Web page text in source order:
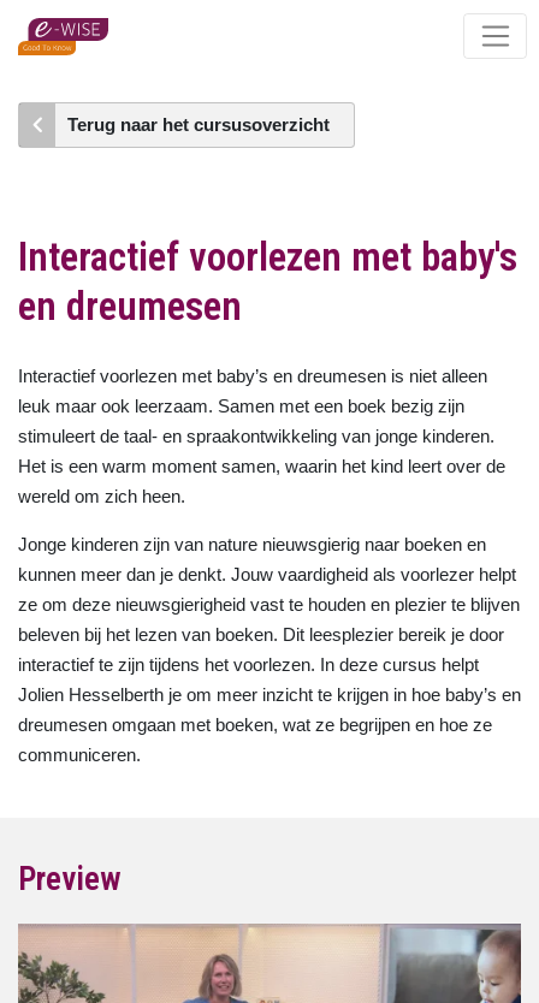
Skip
content
Terug naar het cursusoverzicht
Interactief voorlezen met baby's
en dreumesen
Interactief voorlezen met baby’s en dreumesen is niet alleen
leuk maar ook leerzaam. Samen met een boek bezig zijn
stimuleert de taal- en spraakontwikkeling van jonge kinderen.
Het is een warm moment samen, waarin het kind leert over de
wereld om zich heen.
Jonge kinderen zijn van nature nieuwsgierig naar boeken en
kunnen meer dan je denkt. Jouw vaardigheid als voorlezer helpt
ze om deze nieuwsgierigheid vast te houden en plezier te blijven
beleven bij het lezen van boeken. Dit leesplezier bereik je door
interactief te zijn tijdens het voorlezen. In deze cursus helpt
Jolien Hesselberth je om meer inzicht te krijgen in hoe baby’s en
dreumesen omgaan met boeken, wat ze begrijpen en hoe ze
communiceren.
Preview